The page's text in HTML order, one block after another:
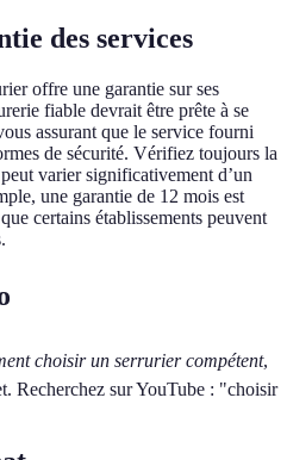
des services
offre une garantie sur ses
fiable devrait être prête à se
assurant que le service fourni
de sécurité. Vérifiez toujours la
varier significativement d’un
une garantie de 12 mois est
certains établissements peuvent
choisir un serrurier compétent,
Recherchez sur YouTube : "choisir